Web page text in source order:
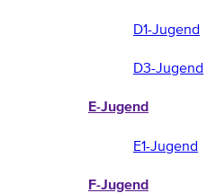
D1-Jugend
D3-Jugend
E-Jugend
E1-Jugend
F-Jugend